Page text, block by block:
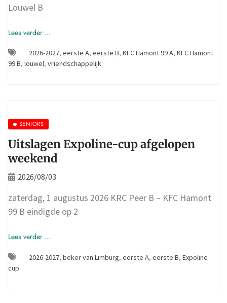
Louwel B
Lees verder ...
2026-2027, eerste A, eerste B, KFC Hamont 99 A, KFC Hamont
99 B, louwel, vriendschappelijk
SENIORS
Uitslagen Expoline-cup afgelopen
weekend
2026/08/03
zaterdag, 1 augustus 2026 KRC Peer B – KFC Hamont
99 B eindigde op 2
Lees verder ...
2026-2027, beker van Limburg, eerste A, eerste B, Expoline
cup